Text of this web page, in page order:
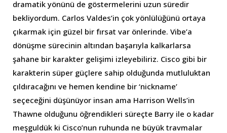
dramatik yönünü de göstermelerini uzun süredir
bekliyordum. Carlos Valdes’in çok yönlülüğünü ortaya
çıkarmak için güzel bir fırsat var önlerinde. Vibe’a
dönüşme sürecinin altından başarıyla kalkarlarsa
şahane bir karakter gelişimi izleyebiliriz. Cisco gibi bir
karakterin süper güçlere sahip olduğunda mutluluktan
çıldıracağını ve hemen kendine bir ‘nickname’
seçeceğini düşünüyor insan ama Harrison Wells’in
Thawne olduğunu öğrendikleri süreçte Barry ile o kadar
meşguldük ki Cisco’nun ruhunda ne büyük travmalar